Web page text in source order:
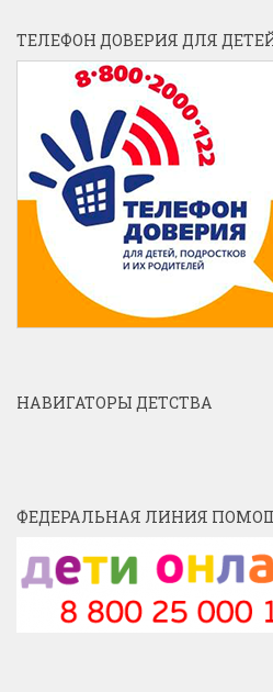
ТЕЛЕФОН ДОВЕРИЯ ДЛЯ
НАВИГАТОРЫ ДЕТСТВА
ФЕДЕРАЛЬНАЯ ЛИНИЯ